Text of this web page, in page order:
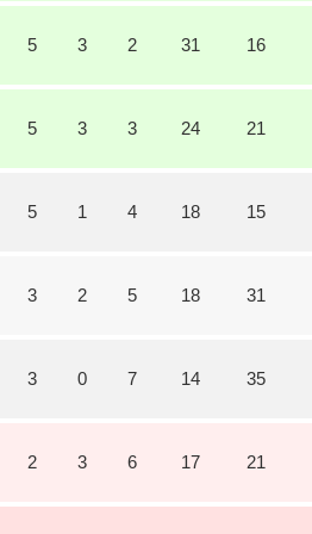
5 3 2 31 16
5 3 3 24 21
5 1 4 18 15
3 2 5 18 31
3 0 7 14 35
2 3 6 17 21